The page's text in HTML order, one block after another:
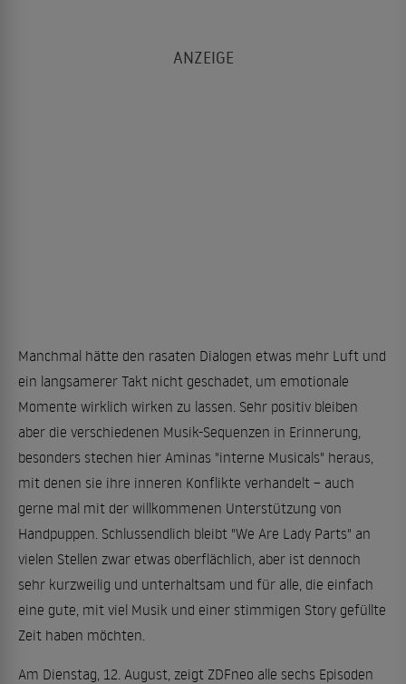
Manchmal hätte den rasaten Dialogen etwas mehr Luft und
ein langsamerer Takt nicht geschadet, um emotionale
Momente wirklich wirken zu lassen. Sehr positiv bleiben
aber die verschiedenen Musik-Sequenzen in Erinnerung,
besonders stechen hier Aminas "interne Musicals" heraus,
mit denen sie ihre inneren Konflikte verhandelt – auch
gerne mal mit der willkommenen Unterstützung von
Handpuppen. Schlussendlich bleibt "We Are Lady Parts" an
vielen Stellen zwar etwas oberflächlich, aber ist dennoch
sehr kurzweilig und unterhaltsam und für alle, die einfach
eine gute, mit viel Musik und einer stimmigen Story gefüllte
Zeit haben möchten.
Am Dienstag, 12. August, zeigt ZDFneo alle sechs Episoden